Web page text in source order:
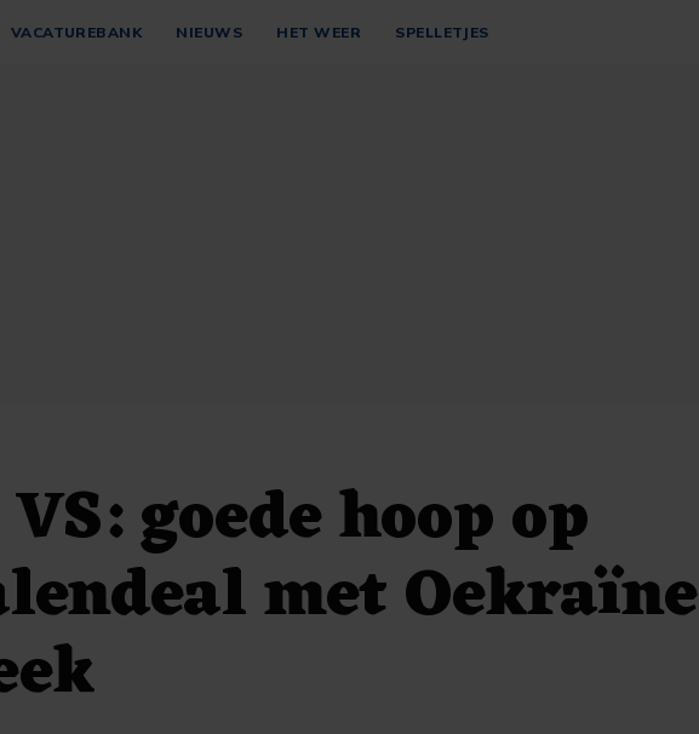
VACATUREBANK NIEUWS HET WEER SPELLETJES
goede hoop op
met Oekraïne